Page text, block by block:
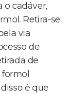
o cadáver,
Retira-se
via
de
de
é que